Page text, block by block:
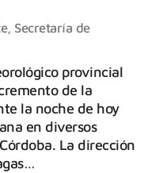
, Secretaría de
provincial
de la
la noche de hoy
en diversos
La dirección